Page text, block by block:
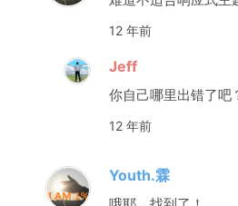
12 年前
Jeff
你自己哪里出错了吧
12 年前
Youth.霖